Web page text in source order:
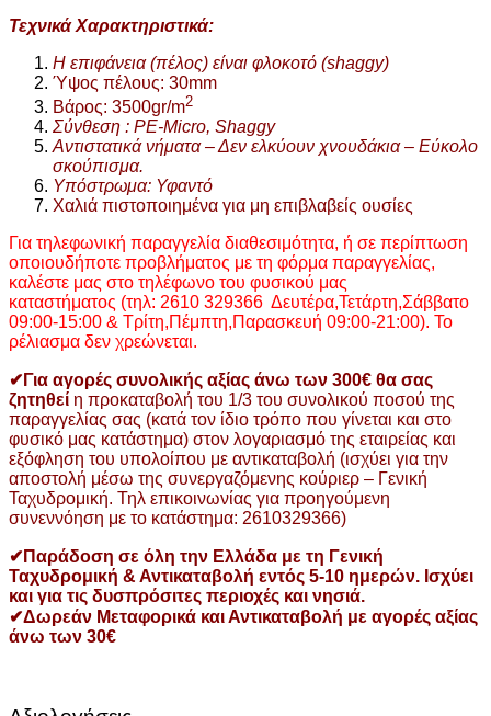
Τεχνικά Χαρακτηριστικά:
Η επιφάνεια (πέλος) είναι φλοκοτό (shaggy)
Ύψος πέλους: 30mm
Βάρος: 3500gr/m2
Σύνθεση : PE-Micro, Shaggy
Αντιστατικά νήματα – Δεν ελκύουν χνουδάκια – Εύκολο
σκούπισμα.
Υπόστρωμα: Υφαντό
Χαλιά πιστοποιημένα για μη επιβλαβείς ουσίες
Για τηλεφωνική παραγγελία διαθεσιμότητα, ή σε περίπτωση
οποιουδήποτε προβλήματος με τη φόρμα παραγγελίας,
καλέστε μας στο τηλέφωνο του φυσικού μας
καταστήματος (τηλ: 2610 329366 Δευτέρα,Τετάρτη,Σάββατο
09:00-15:00 & Τρίτη,Πέμπτη,Παρασκευή 09:00-21:00). Το
ρέλιασμα δεν χρεώνεται.
✔Για αγορές συνολικής αξίας άνω των 300€ θα σας
ζητηθεί η προκαταβολή του 1/3 του συνολικού ποσού της
παραγγελίας σας (κατά τον ίδιο τρόπο που γίνεται και στο
φυσικό μας κατάστημα) στον λογαριασμό της εταιρείας και
εξόφληση του υπολοίπου με αντικαταβολή (ισχύει για την
αποστολή μέσω της συνεργαζόμενης κούριερ – Γενική
Ταχυδρομική. Τηλ επικοινωνίας για προηγούμενη
συνεννόηση με το κατάστημα: 2610329366)
✔Παράδοση σε όλη την Ελλάδα με τη Γενική
Ταχυδρομική & Αντικαταβολή εντός 5-10 ημερών. Ισχύει
και για τις δυσπρόσιτες περιοχές και νησιά.
✔Δωρεάν Μεταφορικά και Αντικαταβολή με αγορές αξίας
άνω των 30€